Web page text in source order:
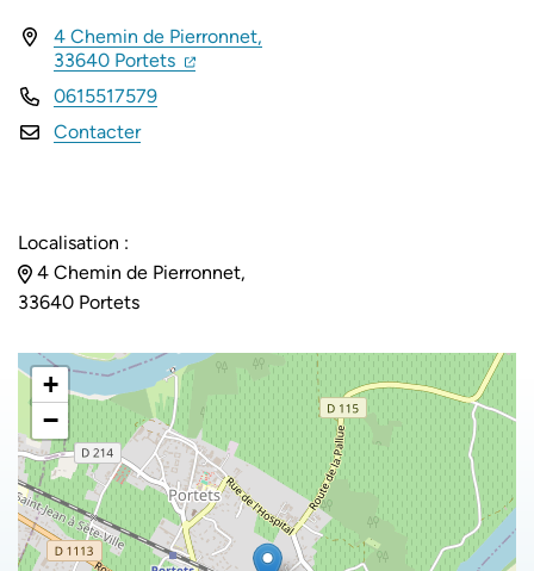
INFOS UTILES
4 Chemin de Pierronnet,
33640 Portets (ouverture dans un nouvel onglet)
(ouverture dans un nouvel onglet)
0615517579
Contacter
Localisation :
4 Chemin de Pierronnet,
33640 Portets
+
−